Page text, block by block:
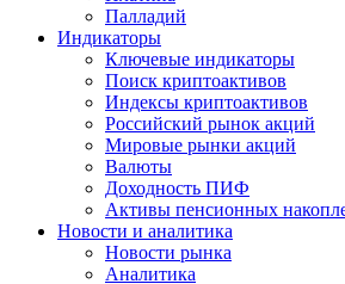
Палладий
Индикаторы
Ключевые индикаторы
Поиск криптоактивов
Индексы криптоактивов
Российский рынок акций
Мировые рынки акций
Валюты
Доходность ПИФ
Активы пенсионных
Новости и аналитика
Новости рынка
Аналитика